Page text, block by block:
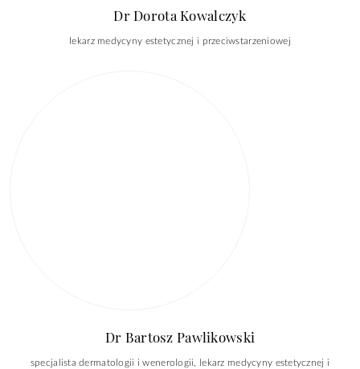
Dr Dorota Kowalczyk
lekarz medycyny estetycznej i przeciwstarzeniowej
Dr Bartosz Pawlikowski
specjalista dermatologii i wenerologii, lekarz medycyny estetycznej i